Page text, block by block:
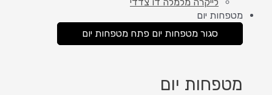
מטפחות יום
סגור מטפחות יום פתח מטפחות יום
מטפחות יום